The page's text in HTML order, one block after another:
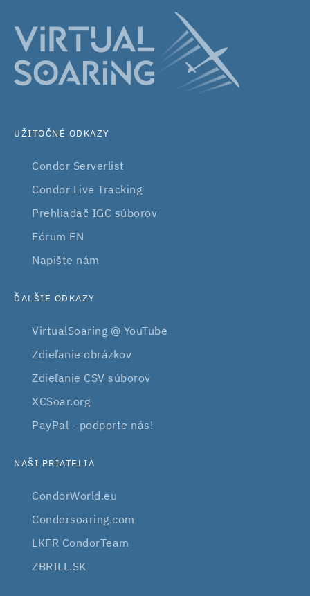
UŽITOČNÉ ODKAZY
Condor Serverlist
Condor Live Tracking
Prehliadač IGC súborov
Fórum EN
Napište nám
ĎALŠIE ODKAZY
VirtualSoaring @ YouTube
Zdieľanie obrázkov
Zdieľanie CSV súborov
XCSoar.org
PayPal - podporte nás!
NAŠI PRIATELIA
CondorWorld.eu
Condorsoaring.com
LKFR CondorTeam
ZBRILL.SK